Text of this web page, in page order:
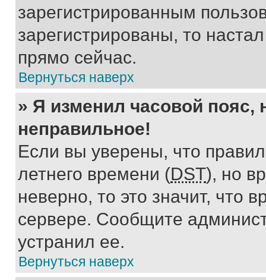
зарегистрированным
зарегистрированы, то
прямо сейчас.
Вернуться наверх
» Я изменил часовой пояс,
неправильное!
Если вы уверены, что
летнего времени (DST), но
неверно, то это значит, что
сервере. Сообщите
устранил ее.
Вернуться наверх